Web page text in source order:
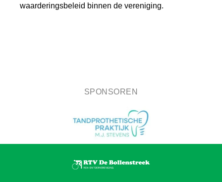
waarderingsbeleid binnen de vereniging.
SPONSOREN